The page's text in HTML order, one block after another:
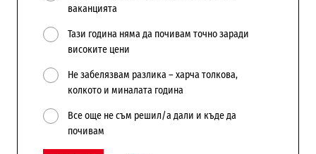
ваканцията
Тази година няма да почивам точно заради
високите цени
Не забелязвам разлика – харча толкова,
колкото и миналата година
Все още не съм решил/а дали и къде да
почивам